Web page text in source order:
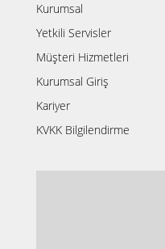
Kurumsal
Yetkili Servisler
Müşteri Hizmetleri
Kurumsal Giriş
Kariyer
KVKK Bilgilendirme